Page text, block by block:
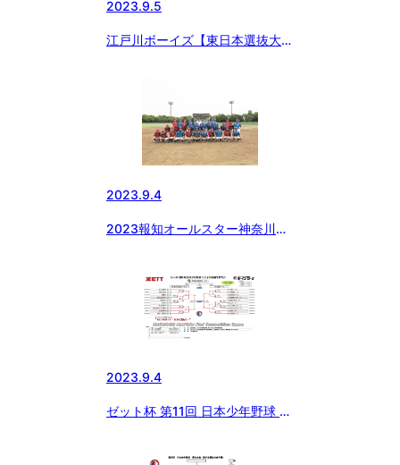
2023.9.5
江戸川ボーイズ【東日本選抜大会
2023.9.4
2023報知オールスター神奈川解
2023.9.4
ゼット杯 第11回 日本少年野球 八